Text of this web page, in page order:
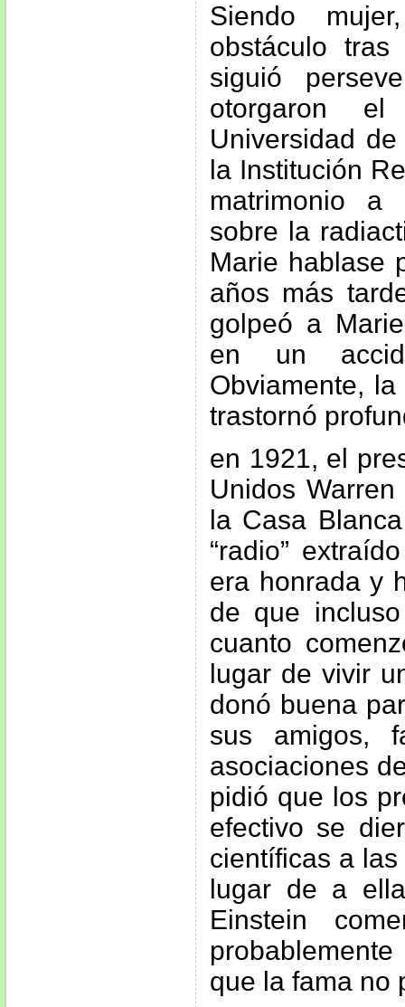
Siendo
obstáculo
siguió
otorgaron
Universidad
la Institución
matrimonio a
sobre la
Marie hablase
años más
golpeó a
en un
Obviamente,
trastornó
en 1921, el
Unidos
la Casa
“radio”
era honrada y
de que
cuanto
lugar de vivir
donó buena
sus amigos,
asociaciones
pidió que los
efectivo se
científicas a
lugar de a
Einstein
que la fama no